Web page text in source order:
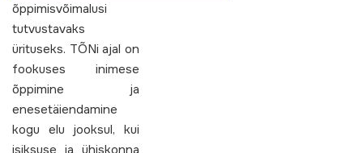
õppimisvõimalusi
tutvustavaks
ürituseks. TÕNi ajal on
fookuses inimese
õppimine ja
enesetäiendamine
kogu elu jooksul, kui
isiksuse ja ühiskonna